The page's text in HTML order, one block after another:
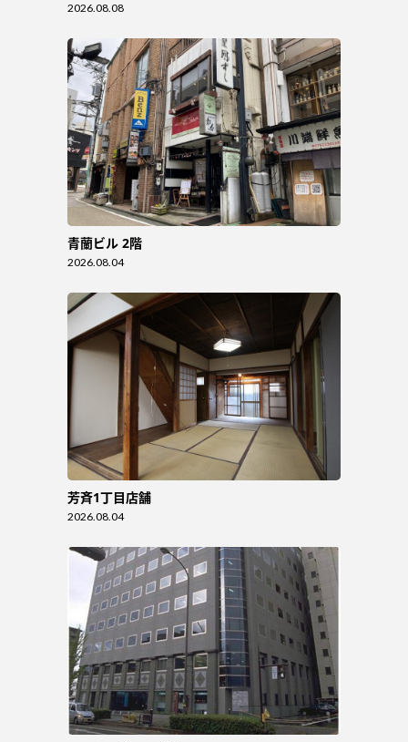
2026.08.08
青蘭ビル 2階
2026.08.04
芳斉1丁目店舗
2026.08.04